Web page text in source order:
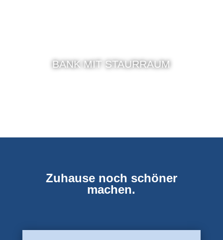
BANK MIT STAURRAUM
Zuhause noch schöner
machen.